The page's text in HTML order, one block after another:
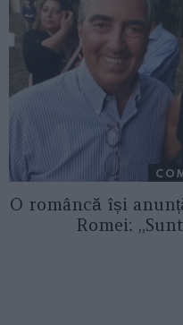
O româncă își
Romei: